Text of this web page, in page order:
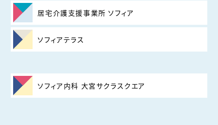
居宅介護支援事業所 ソフィア
ソフィアテラス
ソフィア内科 大宮サクラスクエア